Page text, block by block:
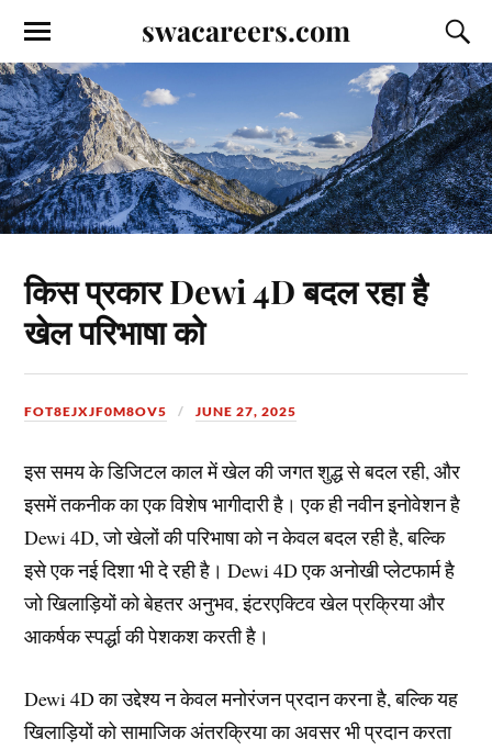
swacareers.com
किस प्रकार Dewi 4D बदल रहा है
खेल परिभाषा को
FOT8EJXJF0M8OV5 JUNE 27, 2025
इस समय के डिजिटल काल में खेल की जगत शुद्ध से बदल रही, और
इसमें तकनीक का एक विशेष भागीदारी है। एक ही नवीन इनोवेशन है
Dewi 4D, जो खेलों की परिभाषा को न केवल बदल रही है, बल्कि
इसे एक नई दिशा भी दे रही है। Dewi 4D एक अनोखी प्लेटफार्म है
जो खिलाड़ियों को बेहतर अनुभव, इंटरएक्टिव खेल प्रक्रिया और
आकर्षक स्पर्द्धा की पेशकश करती है।
Dewi 4D का उद्देश्य न केवल मनोरंजन प्रदान करना है, बल्कि यह
खिलाड़ियों को सामाजिक अंतरक्रिया का अवसर भी प्रदान करता